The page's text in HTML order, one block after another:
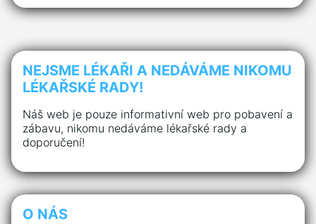
NEJSME LÉKAŘI A NEDÁVÁME NIKOMU
LÉKAŘSKÉ RADY!
Náš web je pouze informativní web pro pobavení a
zábavu, nikomu nedáváme lékařské rady a
doporučení!
O NÁS